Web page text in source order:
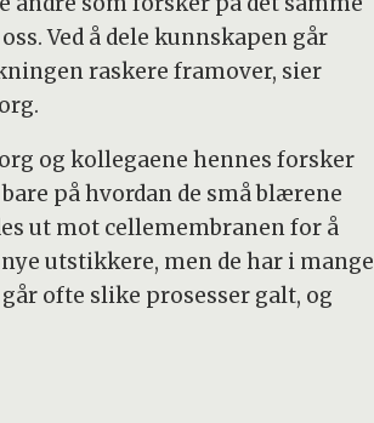
Ved å dele kunnskapen går
raskere framover, sier
og kollegaene hennes forsker
på hvordan de små blærene
ut mot cellemembranen for å
utstikkere, men de har i mange
ofte slike prosesser galt, og